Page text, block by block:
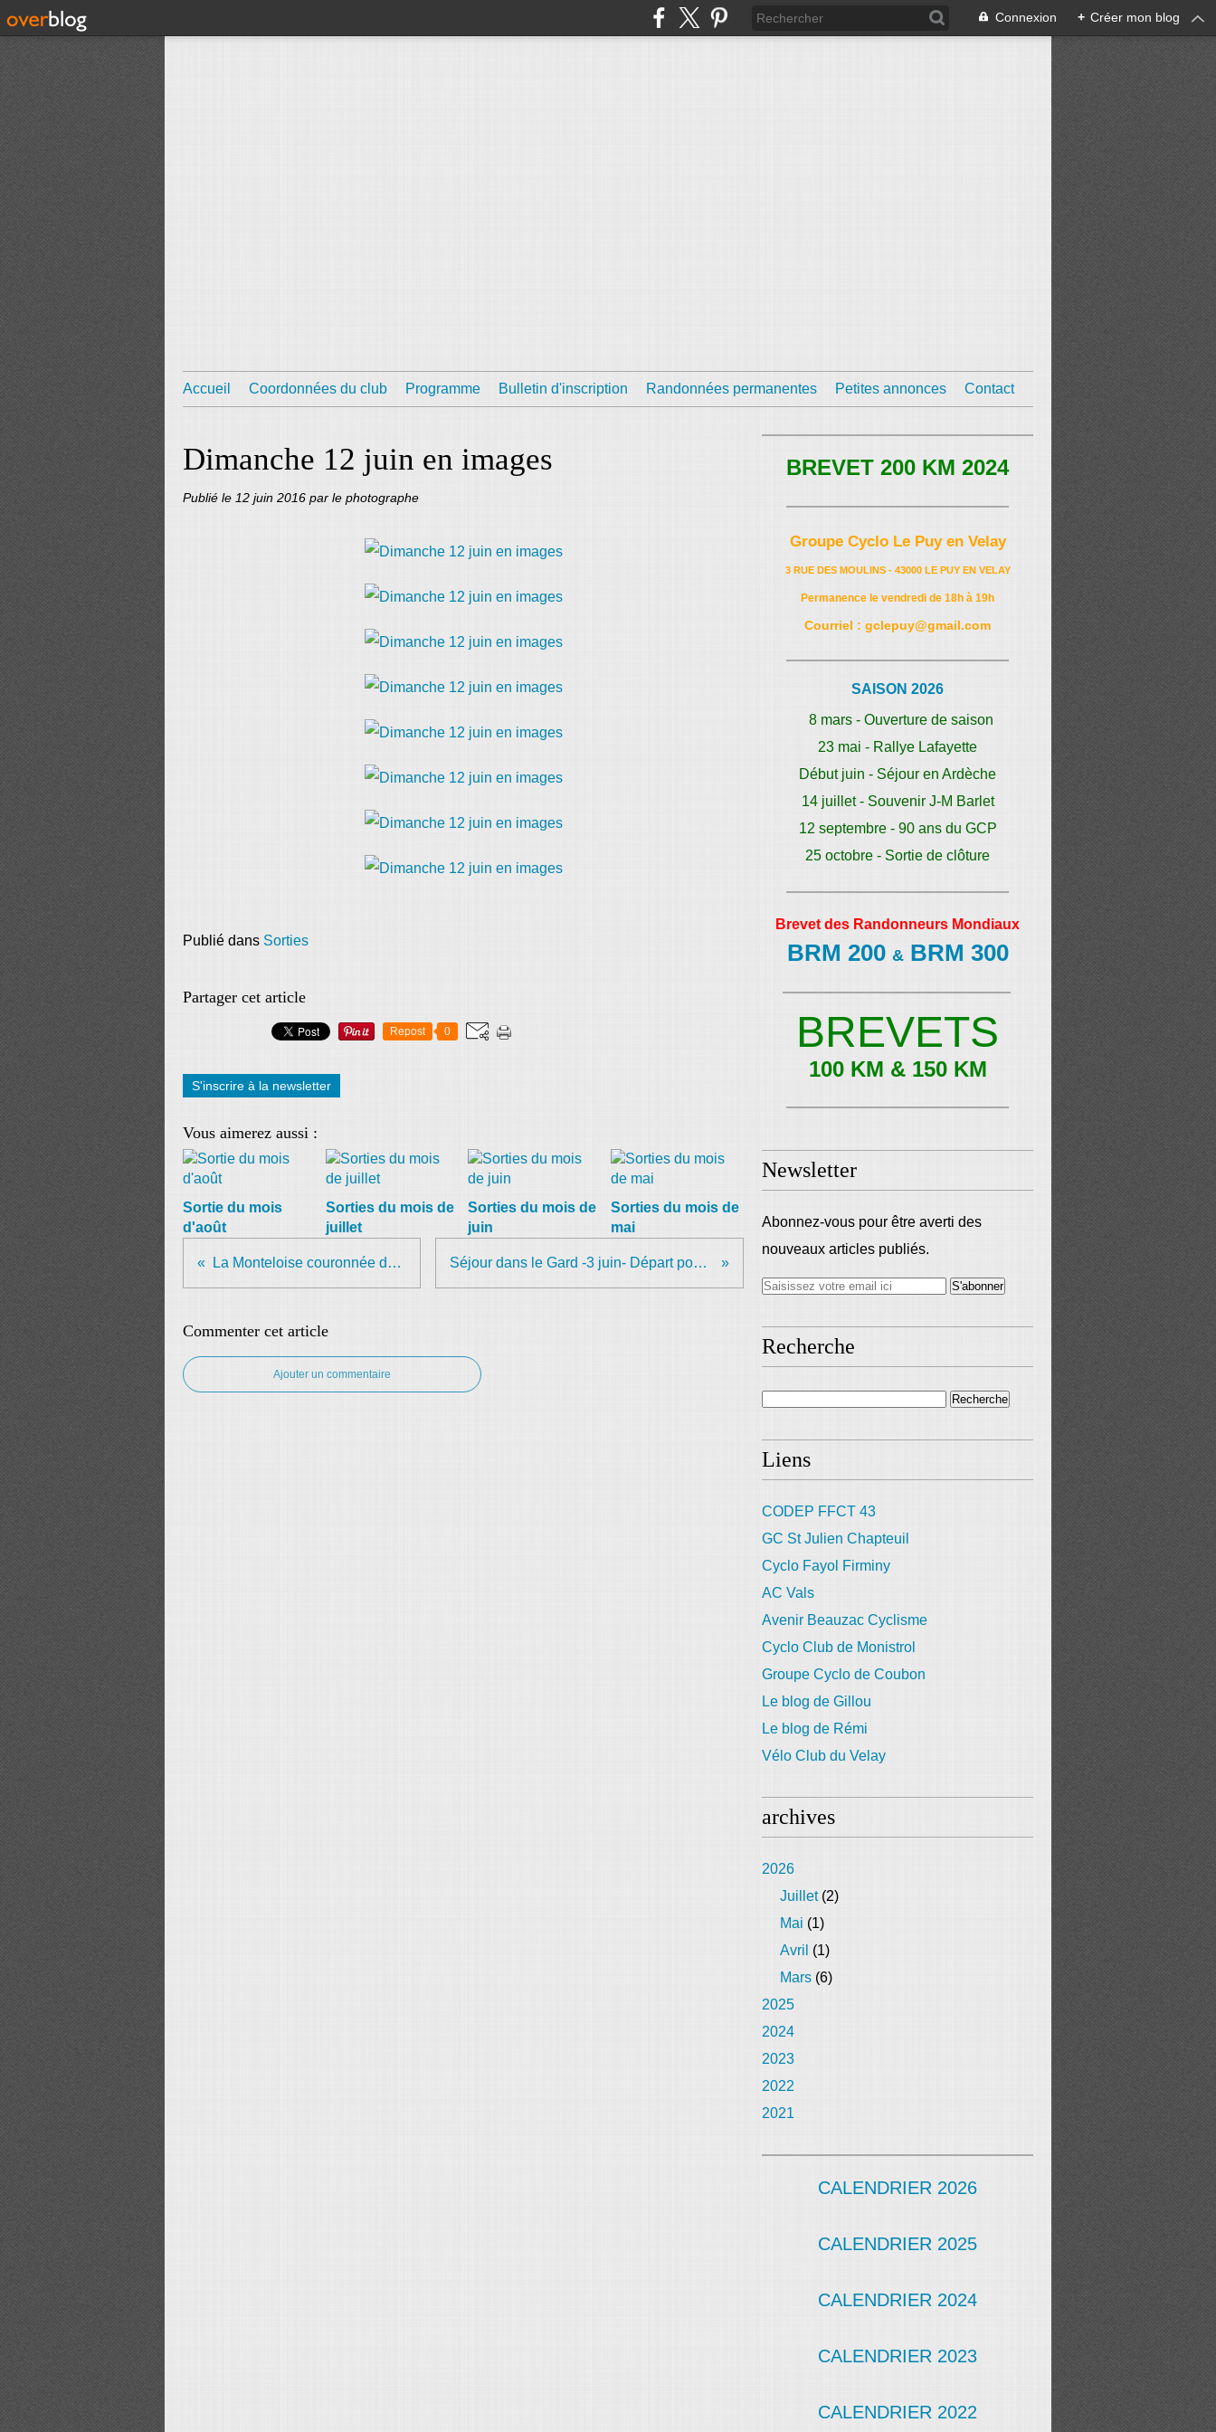
Connexion + Créer mon blog
Accueil Coordonnées du club Programme Bulletin d'inscription Randonnées permanentes Petites annonces Contact
Dimanche 12 juin en images
Publié le 12 juin 2016 par le photographe
Publié dans Sorties
Partager cet article
Repost 0
S'inscrire à la newsletter
Vous aimerez aussi :
Sortie du mois
d'août
Sorties du mois de
juillet
Sorties du mois de
juin
Sorties du mois de
mai
La Monteloise couronnée de succès ! Séjour dans le Gard -3 juin- Départ pour Bessèges
Commenter cet article
Ajouter un commentaire
BREVET 200 KM 2024
Groupe Cyclo Le Puy en Velay
3 RUE DES MOULINS - 43000 LE PUY EN VELAY
Permanence le vendredi de 18h à 19h
Courriel : gclepuy@gmail.com
SAISON 2026
8 mars - Ouverture de saison
23 mai - Rallye Lafayette
Début juin - Séjour en Ardèche
14 juillet - Souvenir J-M Barlet
12 septembre - 90 ans du GCP
25 octobre - Sortie de clôture
Brevet des Randonneurs Mondiaux
BRM 200 &BRM 300
BREVETS
100 KM & 150 KM
Newsletter
Abonnez-vous pour être averti des
nouveaux articles publiés.
Recherche
Liens
CODEP FFCT 43
GC St Julien Chapteuil
Cyclo Fayol Firminy
AC Vals
Avenir Beauzac Cyclisme
Cyclo Club de Monistrol
Groupe Cyclo de Coubon
Le blog de Gillou
Le blog de Rémi
Vélo Club du Velay
archives
2026
Juillet(2)
Mai (1)
Avril (1)
Mars (6)
2025
2024
2023
2022
2021
CALENDRIER 2026
CALENDRIER 2025
CALENDRIER 2024
CALENDRIER 2023
CALENDRIER 2022